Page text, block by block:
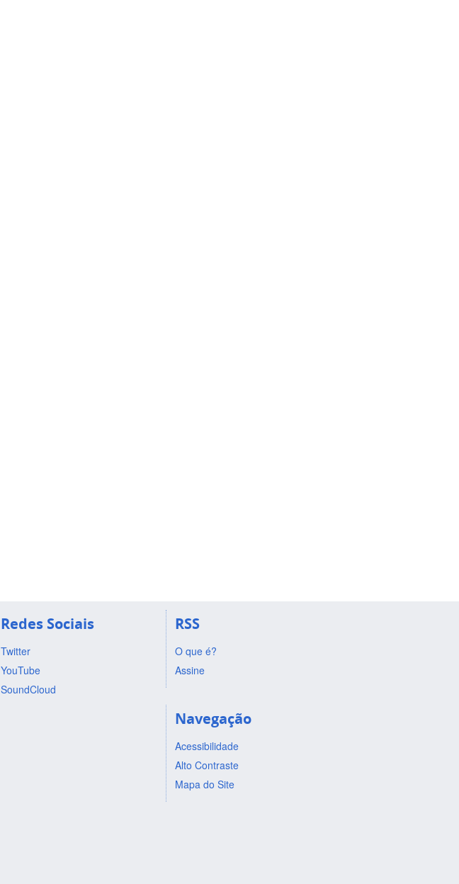
Redes Sociais
Twitter
YouTube
SoundCloud
RSS
O que é?
Assine
Navegação
Acessibilidade
Alto Contraste
Mapa do Site